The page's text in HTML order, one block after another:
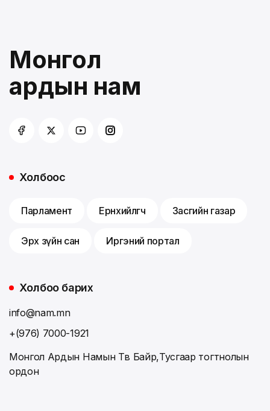
Монгол
ардын нам
Холбоос
Парламент Ерөнхийлөгч Засгийн газар
Эрх зүйн сан Иргэний портал
Холбоо барих
info@nam.mn
+(976) 7000-1921
Монгол Ардын Намын Төв Байр,Тусгаар тогтнолын
ордон